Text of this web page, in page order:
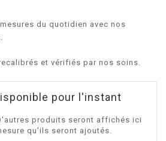
du quotidien avec nos
et vérifiés par nos soins.
pour l'instant
produits seront affichés ici
qu'ils seront ajoutés.